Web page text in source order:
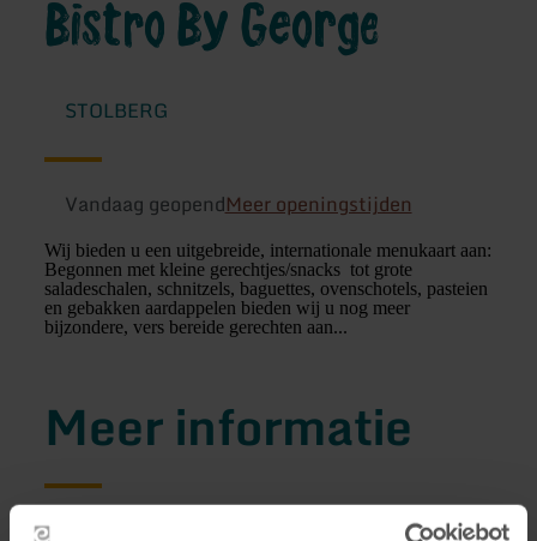
Bistro By George
STOLBERG
Vandaag geopendMeer openingstijden
Wij bieden u een uitgebreide, internationale menukaart aan:
Begonnen met kleine gerechtjes/snacks tot grote
saladeschalen, schnitzels, baguettes, ovenschotels, pasteien
en gebakken aardappelen bieden wij u nog meer
bijzondere, vers bereide gerechten aan...
Meer informatie